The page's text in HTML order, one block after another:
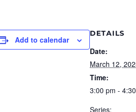
Add to calendar
DETAILS
Date:
March 12,
Time:
3:00 pm -
Series: